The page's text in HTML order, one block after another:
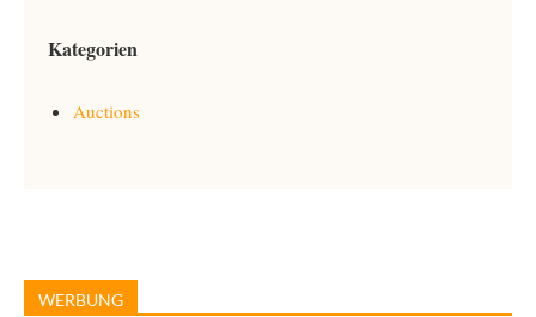
Kategorien
Auctions
WERBUNG